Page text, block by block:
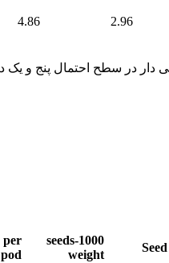
2.96
4.86
دار در سطح احتمال پنج و
1000-seeds
weight
pod